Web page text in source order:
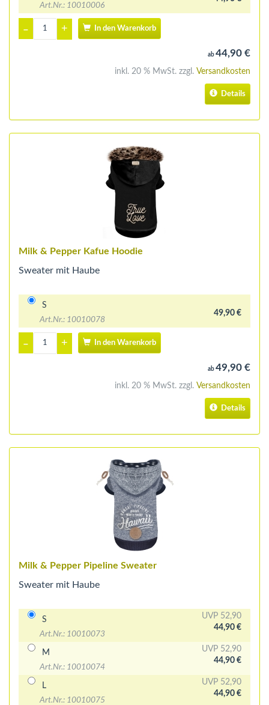
Art.Nr.: 10010006
– + In den Warenkorb
ab 44,90 €
inkl. 20 % MwSt. zzgl. Versandkosten
Details
Milk & Pepper Kafue Hoodie
Sweater mit Haube
S
Art.Nr.: 10010078
49,90 €
– + In den Warenkorb
ab 49,90 €
inkl. 20 % MwSt. zzgl. Versandkosten
Details
Milk & Pepper Pipeline Sweater
Sweater mit Haube
S
Art.Nr.: 10010073
UVP 52,90
44,90 €
M
Art.Nr.: 10010074
UVP 52,90
44,90 €
L
Art.Nr.: 10010075
UVP 52,90
44,90 €